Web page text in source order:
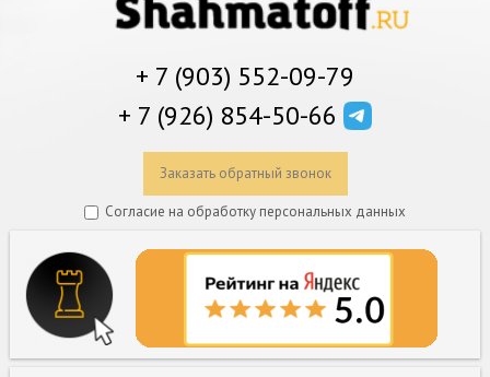
+ 7 (903) 552-09-79
+ 7 (926) 854-50-66
Заказать обратный звонок
Согласие на обработку персональных данных